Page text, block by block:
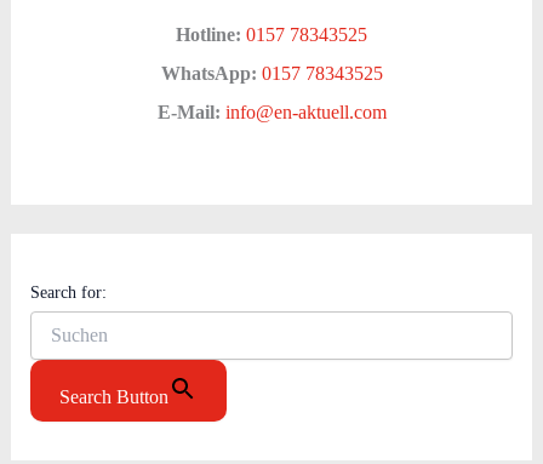
Hotline: 0157 78343525
WhatsApp: 0157 78343525
E-Mail: info@en-aktuell.com
Search for:
Search Button